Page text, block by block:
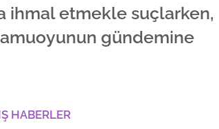
ihmal etmekle suçlarken,
gündemine
HABERLER